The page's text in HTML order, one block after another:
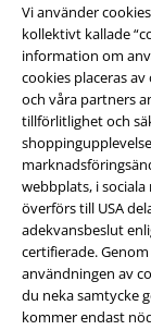
Vi använder
kollektivt kallade
information om
cookies placeras
och våra partners
tillförlitlighet och
webbplats, i
överförs till USA
adekvansbeslut
certifierade.
användningen av
du neka samtycke
kommer endast
Juridisk
Villkor
Om oss
Ladda ner villkoren
Avfallshantering